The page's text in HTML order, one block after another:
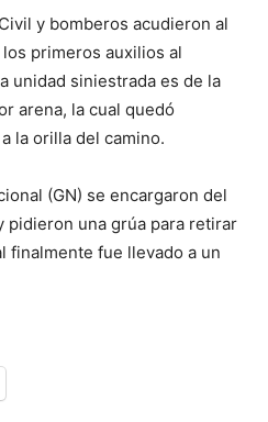
y bomberos acudieron al
primeros auxilios al
unidad siniestrada es de la
arena, la cual quedó
la orilla del camino.
(GN) se encargaron del
una grúa para retirar
finalmente fue llevado a un